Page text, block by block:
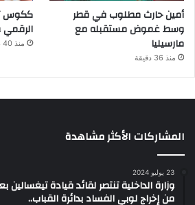
أمين حارث مطلوب في قطر
وسط غموض مستقبله مع
مارسيليا
منذ 36 دقيقة
ككوس
الرقمي
منذ 40 دقيقة
المشاركات الأكثر مشاهدة
23 يوليو 2024
وزارة الداخلية تنتصر لقائد قيادة
من إخراج لوبي الفساد بدائرة القباب..